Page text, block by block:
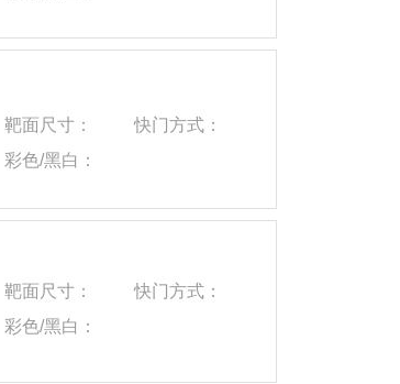
靶面尺寸：
快门方式：
彩色/黑白：
靶面尺寸：
快门方式：
彩色/黑白：